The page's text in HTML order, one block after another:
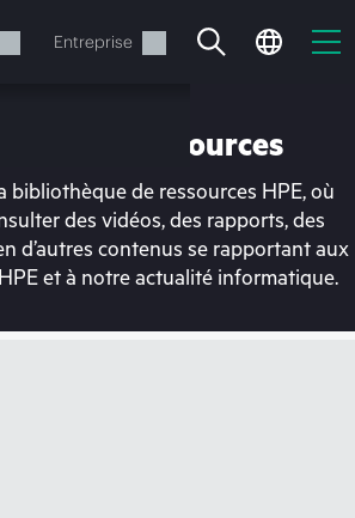
Entreprise
panier est
de ressources
bibliothèque de ressources HPE, où
des vidéos, des rapports, des
d’autres contenus se rapportant aux
et à notre actualité informatique.